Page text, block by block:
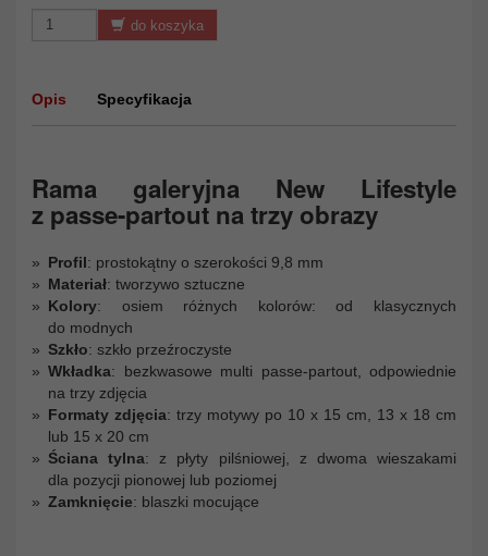
do koszyka
Opis Specyfikacja
Rama galeryjna New Lifestyle
z passe-partout na trzy obrazy
Profil: prostokątny o szerokości 9,8 mm
Materiał: tworzywo sztuczne
Kolory: osiem różnych kolorów: od klasycznych
do modnych
Szkło: szkło przeźroczyste
Wkładka: bezkwasowe multi passe-partout, odpowiednie
na trzy zdjęcia
Formaty zdjęcia: trzy motywy po 10 x 15 cm, 13 x 18 cm
lub 15 x 20 cm
Ściana tylna: z płyty pilśniowej, z dwoma wieszakami
dla pozycji pionowej lub poziomej
Zamknięcie: blaszki mocujące